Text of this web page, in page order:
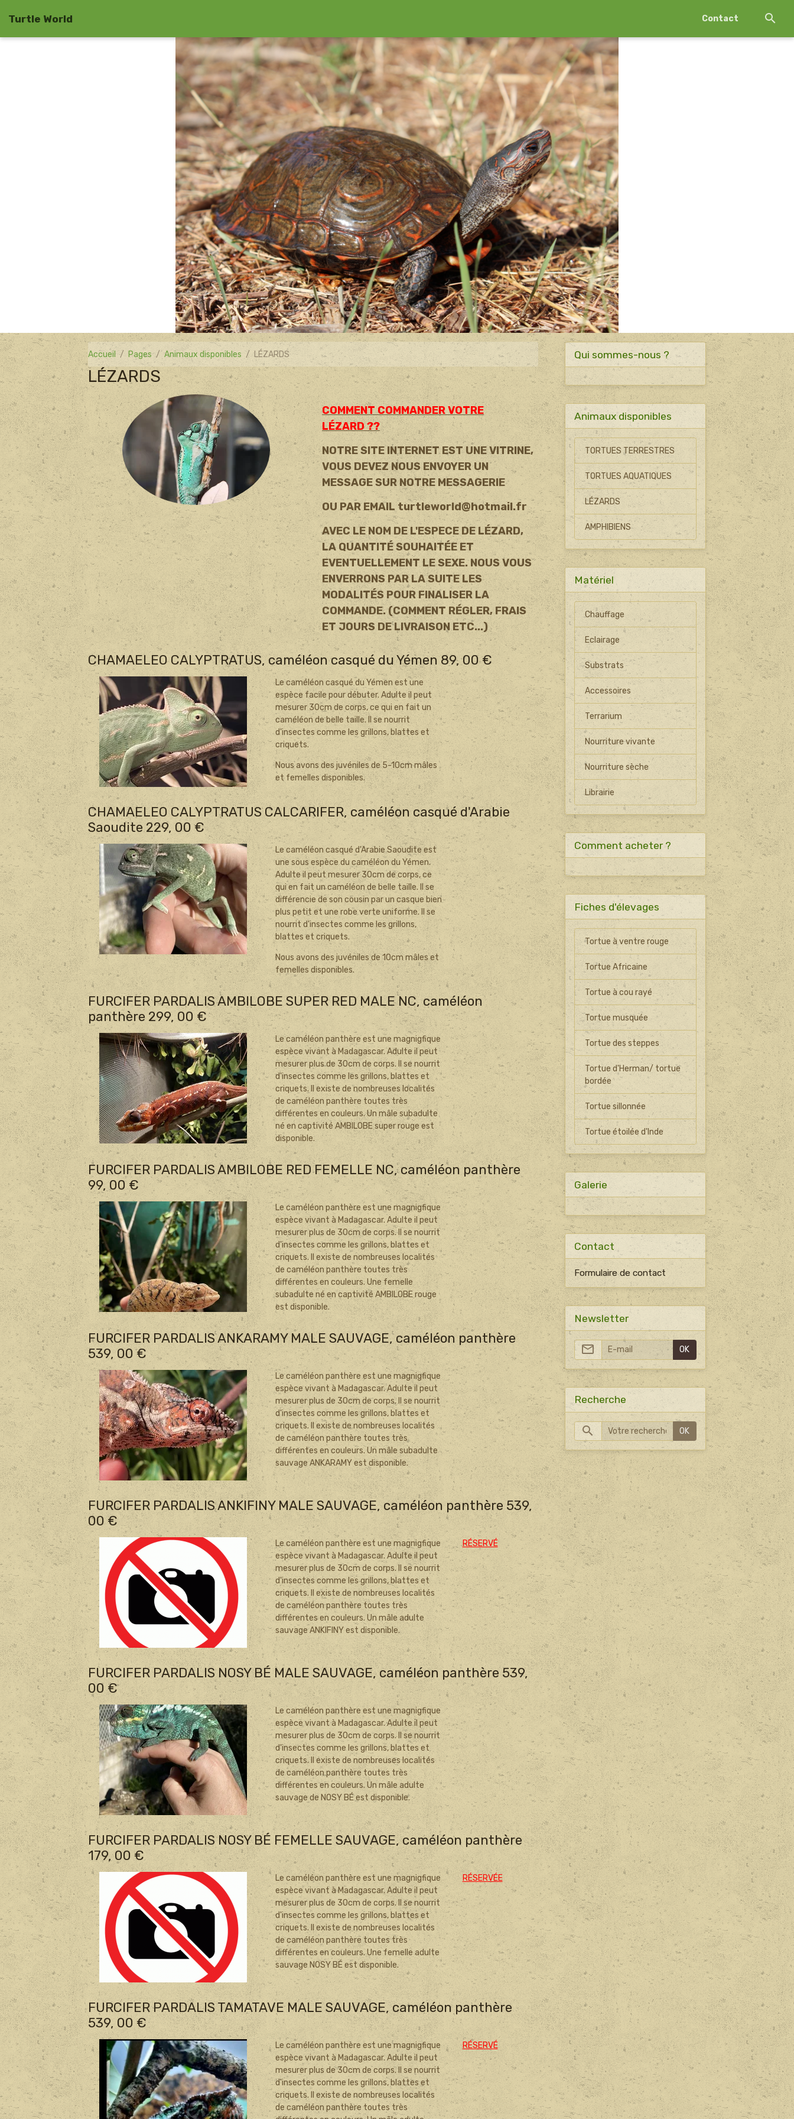
Turtle World Contact
Accueil Pages Animaux disponibles LÉZARDS
LÉZARDS
COMMENT COMMANDER VOTRE
LÉZARD ??
NOTRE SITE INTERNET EST UNE VITRINE,
VOUS DEVEZ NOUS ENVOYER UN
MESSAGE SUR NOTRE MESSAGERIE
OU PAR EMAIL turtleworld@hotmail.fr
AVEC LE NOM DE L'ESPECE DE LÉZARD,
LA QUANTITÉ SOUHAITÉE ET
EVENTUELLEMENT LE SEXE. NOUS VOUS
ENVERRONS PAR LA SUITE LES
MODALITÉS POUR FINALISER LA
COMMANDE. (COMMENT RÉGLER, FRAIS
ET JOURS DE LIVRAISON ETC...)
CHAMAELEO CALYPTRATUS, caméléon casqué du Yémen 89, 00 €
Le caméléon casqué du Yémen est une
espèce facile pour débuter. Adulte il peut
mesurer 30cm de corps, ce qui en fait un
caméléon de belle taille. Il se nourrit
d'insectes comme les grillons, blattes et
criquets.
Nous avons des juvéniles de 5-10cm mâles
et femelles disponibles.
CHAMAELEO CALYPTRATUS CALCARIFER, caméléon casqué d'Arabie
Saoudite 229, 00 €
Le caméléon casqué d'Arabie Saoudite est
une sous espèce du caméléon du Yémen.
Adulte il peut mesurer 30cm de corps, ce
qui en fait un caméléon de belle taille. Il se
différencie de son cousin par un casque bien
plus petit et une robe verte uniforme. Il se
nourrit d'insectes comme les grillons,
blattes et criquets.
Nous avons des juvéniles de 10cm mâles et
femelles disponibles.
FURCIFER PARDALIS AMBILOBE SUPER RED MALE NC, caméléon
panthère 299, 00 €
Le caméléon panthère est une magnigfique
espèce vivant à Madagascar. Adulte il peut
mesurer plus de 30cm de corps. Il se nourrit
d'insectes comme les grillons, blattes et
criquets. Il existe de nombreuses localités
de caméléon panthère toutes très
différentes en couleurs. Un mâle subadulte
né en captivité AMBILOBE super rouge est
disponible.
FURCIFER PARDALIS AMBILOBE RED FEMELLE NC, caméléon panthère
99, 00 €
Le caméléon panthère est une magnigfique
espèce vivant à Madagascar. Adulte il peut
mesurer plus de 30cm de corps. Il se nourrit
d'insectes comme les grillons, blattes et
criquets. Il existe de nombreuses localités
de caméléon panthère toutes très
différentes en couleurs. Une femelle
subadulte né en captivité AMBILOBE rouge
est disponible.
FURCIFER PARDALIS ANKARAMY MALE SAUVAGE, caméléon panthère
539, 00 €
Le caméléon panthère est une magnigfique
espèce vivant à Madagascar. Adulte il peut
mesurer plus de 30cm de corps. Il se nourrit
d'insectes comme les grillons, blattes et
criquets. Il existe de nombreuses localités
de caméléon panthère toutes très
différentes en couleurs. Un mâle subadulte
sauvage ANKARAMY est disponible.
FURCIFER PARDALIS ANKIFINY MALE SAUVAGE, caméléon panthère 539,
00 €
Le caméléon panthère est une magnigfique
espèce vivant à Madagascar. Adulte il peut
mesurer plus de 30cm de corps. Il se nourrit
d'insectes comme les grillons, blattes et
criquets. Il existe de nombreuses localités
de caméléon panthère toutes très
différentes en couleurs. Un mâle adulte
sauvage ANKIFINY est disponible.
RÉSERVÉ
FURCIFER PARDALIS NOSY BÉ MALE SAUVAGE, caméléon panthère 539,
00 €
Le caméléon panthère est une magnigfique
espèce vivant à Madagascar. Adulte il peut
mesurer plus de 30cm de corps. Il se nourrit
d'insectes comme les grillons, blattes et
criquets. Il existe de nombreuses localités
de caméléon panthère toutes très
différentes en couleurs. Un mâle adulte
sauvage de NOSY BÉ est disponible.
FURCIFER PARDALIS NOSY BÉ FEMELLE SAUVAGE, caméléon panthère
179, 00 €
Le caméléon panthère est une magnigfique
espèce vivant à Madagascar. Adulte il peut
mesurer plus de 30cm de corps. Il se nourrit
d'insectes comme les grillons, blattes et
criquets. Il existe de nombreuses localités
de caméléon panthère toutes très
différentes en couleurs. Une femelle adulte
sauvage NOSY BÉ est disponible.
RÉSERVÉE
FURCIFER PARDALIS TAMATAVE MALE SAUVAGE, caméléon panthère
539, 00 €
Le caméléon panthère est une magnigfique
espèce vivant à Madagascar. Adulte il peut
mesurer plus de 30cm de corps. Il se nourrit
d'insectes comme les grillons, blattes et
criquets. Il existe de nombreuses localités
de caméléon panthère toutes très
RÉSERVÉ
Qui sommes-nous ?
Animaux disponibles
TORTUES TERRESTRES
TORTUES AQUATIQUES
LÉZARDS
AMPHIBIENS
Matériel
Chauffage
Eclairage
Substrats
Accessoires
Terrarium
Nourriture vivante
Nourriture sèche
Librairie
Comment acheter ?
Fiches d'élevages
Tortue à ventre rouge
Tortue Africaine
Tortue à cou rayé
Tortue musquée
Tortue des steppes
Tortue d'Herman/ tortue
bordée
Tortue sillonnée
Tortue étoilée d'Inde
Galerie
Contact
Formulaire de contact
Newsletter
OK
Recherche
OK